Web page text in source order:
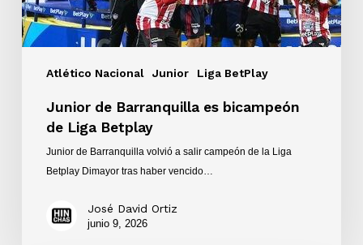
Atlético Nacional Junior Liga BetPlay
Junior de Barranquilla es bicampeón
de Liga Betplay
Junior de Barranquilla volvió a salir campeón de la Liga
Betplay Dimayor tras haber vencido…
José David Ortiz
junio 9, 2026